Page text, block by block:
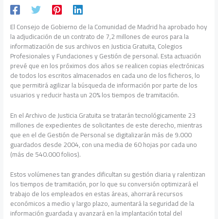
El Consejo de Gobierno de la Comunidad de Madrid ha aprobado hoy
la adjudicación de un contrato de 7,2 millones de euros para la
informatización de sus archivos en Justicia Gratuita, Colegios
Profesionales y Fundaciones y Gestión de personal. Esta actuación
prevé que en los próximos dos años se realicen copias electrónicas
de todos los escritos almacenados en cada uno de los ficheros, lo
que permitirá agilizar la búsqueda de información por parte de los
usuarios y reducir hasta un 20% los tiempos de tramitación.
En el Archivo de Justicia Gratuita se tratarán tecnológicamente 23
millones de expedientes de solicitantes de este derecho, mientras
que en el de Gestión de Personal se digitalizarán más de 9.000
guardados desde 2004, con una media de 60 hojas por cada uno
(más de 540.000 folios).
Estos volúmenes tan grandes dificultan su gestión diaria y ralentizan
los tiempos de tramitación, por lo que su conversión optimizará el
trabajo de los empleados en estas áreas, ahorrará recursos
económicos a medio y largo plazo, aumentará la seguridad de la
información guardada y avanzará en la implantación total del